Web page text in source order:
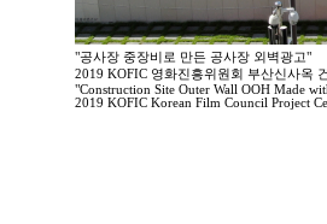
"공사장 중장비로 만든 공사장 외벽광고"
2019 KOFIC 영화진흥위원회 부산신사옥
"Construction Site Outer Wall OOH Made
2019 KOFIC Korean Film Council Project